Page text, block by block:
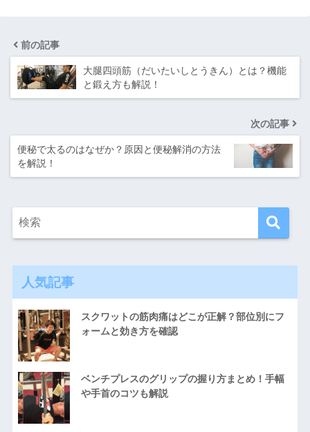
前の記事
大腿四頭筋（だいたいしとうきん）とは？機能
と鍛え方も解説！
次の記事
便秘で太るのはなぜか？原因と便秘解消の方法
を解説！
人気記事
スクワットの筋肉痛はどこが正解？部位別にフ
ォームと効き方を確認
ベンチプレスのグリップの握り方まとめ！手幅
や手首のコツも解説